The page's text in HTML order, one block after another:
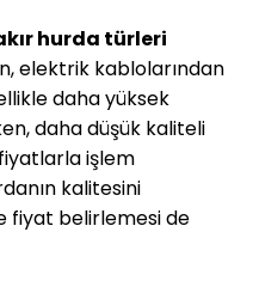
hurda türleri
elektrik kablolarından
daha yüksek
daha düşük kaliteli
işlem
kalitesini
fiyat belirlemesi de